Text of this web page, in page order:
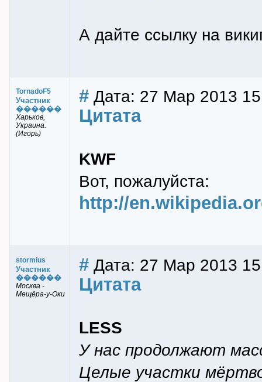
А дайте ссылку на
TornadoF5
Участник
������
Харьков,
Украина.
(Игорь)
# Дата: 27 Мар 2013
Цитата
KWF
Вот, пожалуйста:
http://
stormius
Участник
������
Москва -
Мещёра-у-Оки
# Дата: 27 Мар 2013
Цитата
LESS
У нас продолжают
Целые участки